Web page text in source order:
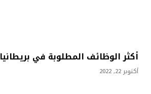
أكثر الوظائف المطلوبة في بريطانيا 2022
أكتوبر 22, 2022